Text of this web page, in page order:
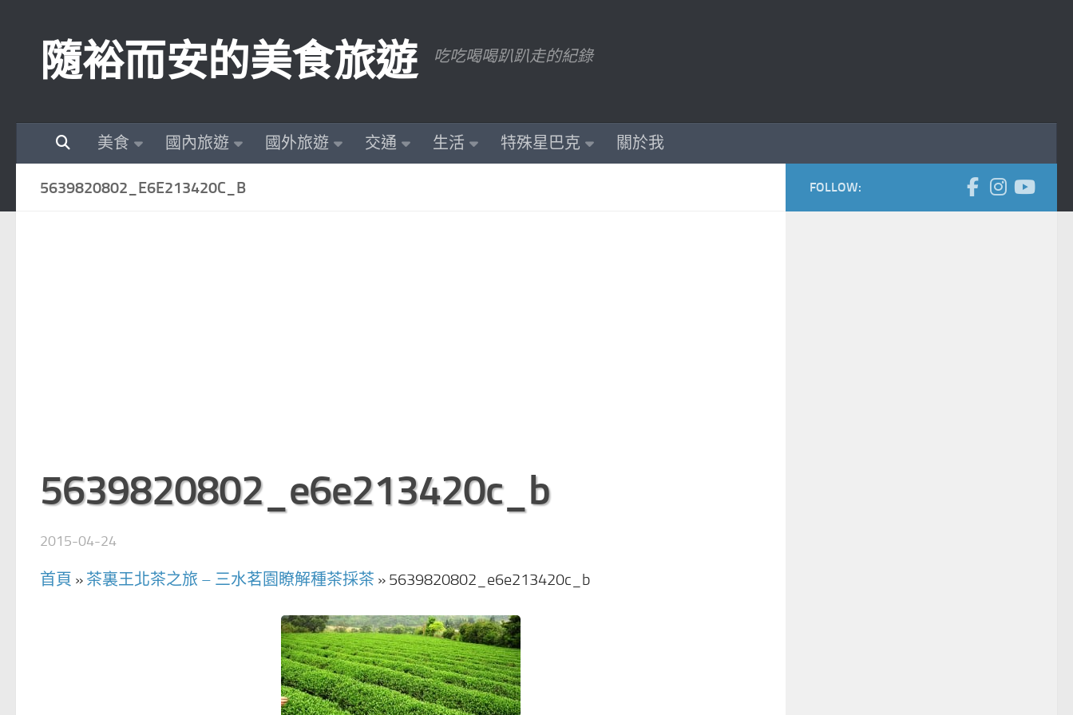
隨裕而安的美食旅遊 吃吃喝喝趴趴走的紀錄
美食 國內旅遊 國外旅遊 交通 生活 特殊星巴克 關於我
5639820802_E6E213420C_B
5639820802_e6e213420c_b
2015-04-24
首頁 » 茶裏王北茶之旅 – 三水茗園瞭解種茶採茶 » 5639820802_e6e213420c_b
FOLLOW: